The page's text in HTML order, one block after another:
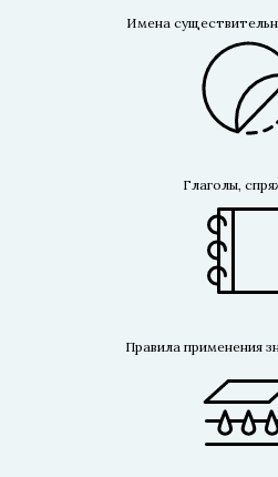
Имена
Глаголы,
Правила применения